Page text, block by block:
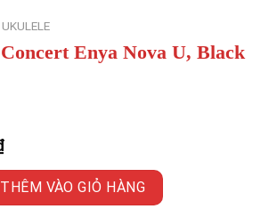
Enya Nova U, Black
Enya Nova U, Black số lượng
THÊM VÀO GIỎ HÀNG